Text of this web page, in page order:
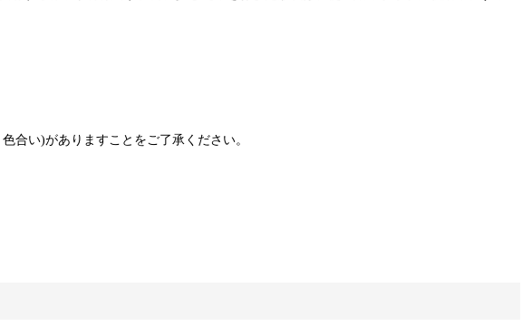
合い)がありますことをご了承ください。